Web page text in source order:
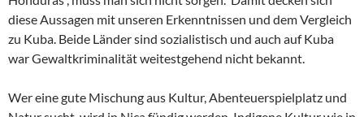
diese Aussagen mit unseren Erkenntnissen und dem Vergleich
zu Kuba. Beide Länder sind sozialistisch und auch auf Kuba
war Gewaltkriminalität weitestgehend nicht bekannt.
Wer eine gute Mischung aus Kultur, Abenteuerspielplatz und